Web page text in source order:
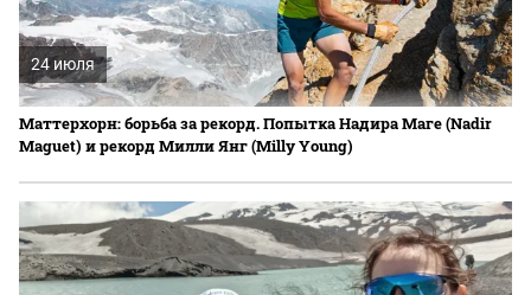
24 июля
Маттерхорн: борьба за рекорд. Попытка Надира Маге (Nadir
Maguet) и рекорд Милли Янг (Milly Young)